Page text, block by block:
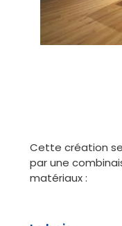
Cette création
par une
matériaux :